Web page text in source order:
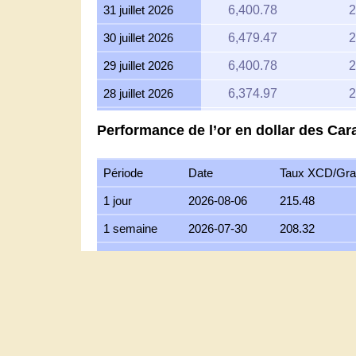
30 juillet 2026 6,479.47
29 juillet 2026 6,400.78
28 juillet 2026 6,374.97
27 juillet 2026 6,453.03
24 juillet 2026
23 juillet 2026 6,400.78
22 juillet 2026 6,560.13
Performance de l’or en dollar des
1 jour 2026-08-06 215.48
1 semaine 2026-07-30 208.32
30 Jours 2026-07-07 210.91
6 Mois 2026-02-06 251.63